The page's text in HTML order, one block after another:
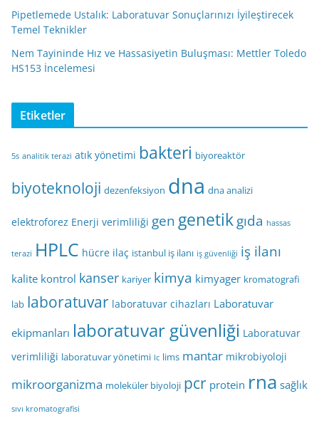
Pipetlemede Ustalık: Laboratuvar Sonuçlarınızı İyileştirecek
Temel Teknikler
Nem Tayininde Hız ve Hassasiyetin Buluşması: Mettler Toledo
HS153 İncelemesi
Etiketler
5s analitik terazi atık yönetimi bakteri biyoreaktör
biyoteknoloji dezenfeksiyon dna dna analizi
elektroforez Enerji verimliliği gen genetikgıda hassas
terazi HPLC hücre ilaç istanbul iş ilanı iş güvenliği iş ilanı
kalite kontrol kanser kariyer kimya kimyager kromatografi
lab laboratuvar laboratuvar cihazları Laboratuvar
ekipmanları laboratuvar güvenliği Laboratuvar
verimliliği laboratuvar yönetimi lc lims mantar mikrobiyoloji
mikroorganizma moleküler biyoloji pcr protein rna sağlık
sıvı kromatografisi